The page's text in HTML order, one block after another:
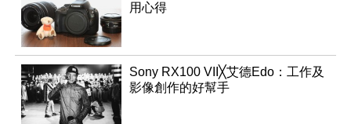
用心得
Sony RX100 VII╳艾德Edo：工作及
影像創作的好幫手